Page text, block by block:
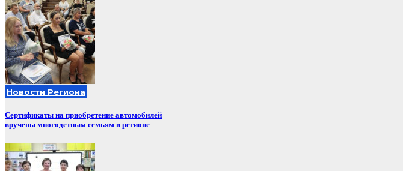
Новости Региона
Сертификаты на приобретение автомобилей
вручены многодетным семьям в регионе